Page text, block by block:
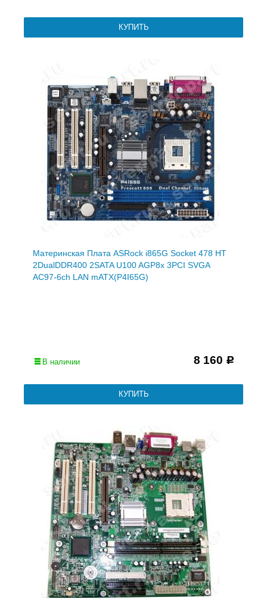
Материнская Плата ASRock i865G Socket 478 HT
2DualDDR400 2SATA U100 AGP8x 3PCI SVGA
AC97-6ch LAN mATX(P4I65G)
В наличии 8 160 Р